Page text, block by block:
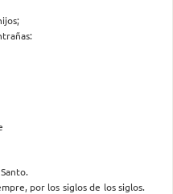
por los siglos de los siglos.